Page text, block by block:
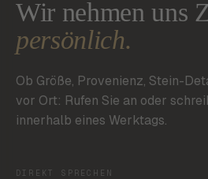
Wir nehmen uns
persönlich.
Ob Größe, Provenienz, Stein-
vor Ort: Rufen Sie an oder
innerhalb eines Werktags.
DIREKT SPRECHEN